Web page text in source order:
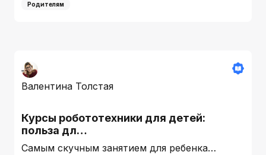
Родителям
Валентина Толстая
Курсы робототехники для детей:
польза дл…
Самым скучным занятием для ребенка…